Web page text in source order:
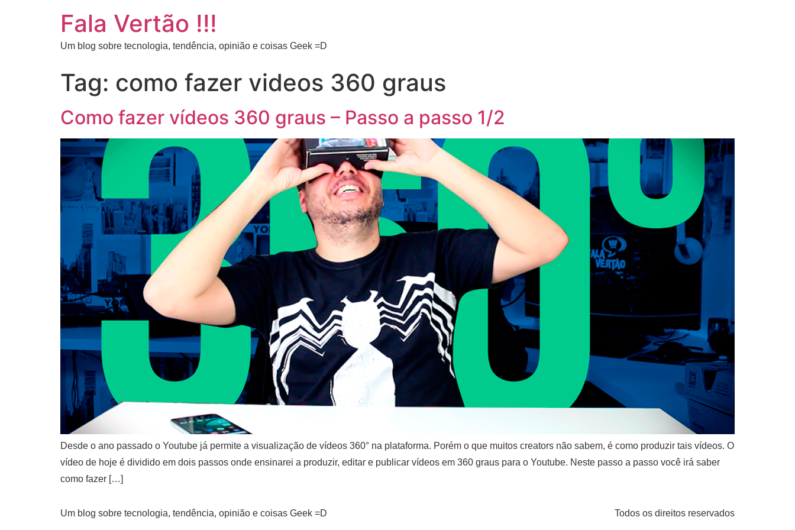
Fala Vertão !!!
Um blog sobre tecnologia, tendência, opinião e coisas Geek =D
Tag: como fazer videos 360 graus
Como fazer vídeos 360 graus – Passo a passo 1/2
Desde o ano passado o Youtube já permite a visualização de vídeos 360° na plataforma. Porém o que muitos creators não sabem, é como produzir tais vídeos. O
vídeo de hoje é dividido em dois passos onde ensinarei a produzir, editar e publicar vídeos em 360 graus para o Youtube. Neste passo a passo você irá saber
como fazer […]
Um blog sobre tecnologia, tendência, opinião e coisas Geek =D Todos os direitos reservados